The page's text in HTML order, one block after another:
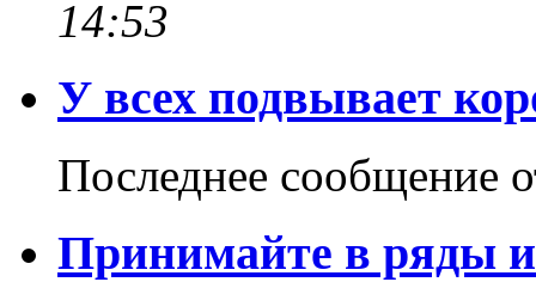
14:53
У всех подвывает
Последнее сообщение
Принимайте в ряды